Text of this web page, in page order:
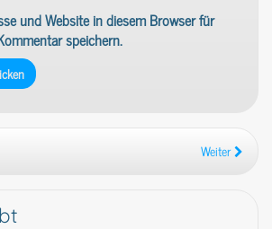
und Website in diesem Browser für
speichern.
Weiter